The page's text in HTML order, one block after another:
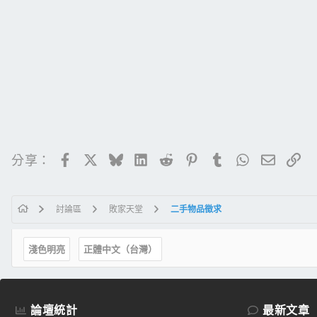
分享： FacebookBlueskyLinkedIn
RedditPinterestTumblrWhatsApp
電子郵件
連結
討論區 敗家天堂 二手物品徵求
淺色明亮 正體中文（台灣）
論壇統計 最新文章